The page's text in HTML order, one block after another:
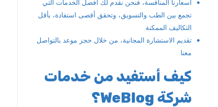
أسعارنا المنافسة، فنحن نقدم لك أفضل الخدمات التي
تجمع بين الطب والتسويق، وتحقق أقصى استفادة، بأقل
التكاليف الممكنة.
تقديم الاستشارة المجانية، من خلال حجز موعد بالتواصل
معنا.
كيف أستفيد من خدمات
شركة WeBlog؟